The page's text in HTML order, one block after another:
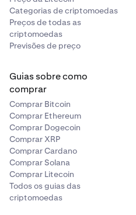
Categorias de criptomoedas
Preços de todas as
criptomoedas
Previsões de preço
Guias sobre como
comprar
Comprar Bitcoin
Comprar Ethereum
Comprar Dogecoin
Comprar XRP
Comprar Cardano
Comprar Solana
Comprar Litecoin
Todos os guias das
criptomoedas